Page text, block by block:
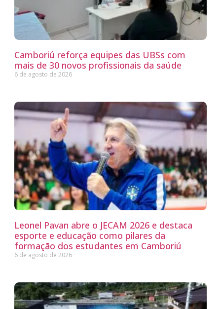
Camboriú reforça equipes das UBSs com
mais de 30 novos profissionais da saúde
6 de agosto de 2026
Leonel Pavan abre o JECAM 2026 e destaca
esporte e educação como pilares da
formação dos estudantes em Camboriú
6 de agosto de 2026